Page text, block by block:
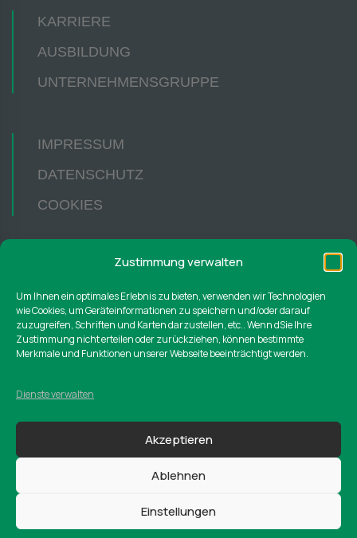
Zustimmung verwalten
Um Ihnen ein optimales Erlebnis zu bieten, verwenden wir Technologien
wie Cookies, um Geräteinformationen zu speichern und/oder darauf
zuzugreifen, Schriften und Karten darzustellen, etc.. Wenn dSie Ihre
Zustimmung nicht erteilen oder zurückziehen, können bestimmte
Merkmale und Funktionen unserer Webseite beeinträchtigt werden.
Dienste verwalten
Akzeptieren
Ablehnen
Einstellungen
KARRIERE
AUSBILDUNG
UNTERNEHMENSGRUPPE
IMPRESSUM
DATENSCHUTZ
COOKIES
31547 Rehburg-Loccum
Telefon:
Email:
jobs@fw-wesling.de